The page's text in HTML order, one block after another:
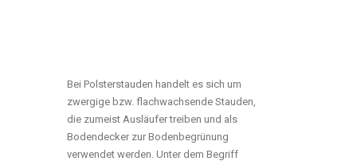
Bei Polsterstauden handelt es sich um
zwergige bzw. flachwachsende Stauden,
die zumeist Ausläufer treiben und als
Bodendecker zur Bodenbegrünung
verwendet werden. Unter dem Begriff